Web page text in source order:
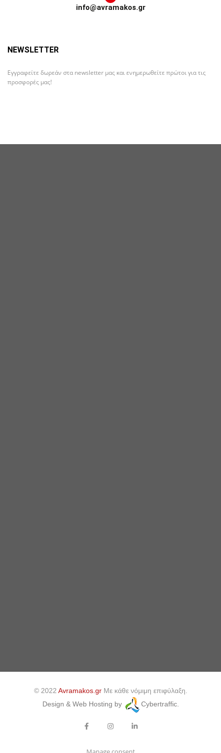
info@avramakos.gr
NEWSLETTER
Εγγραφείτε δωρεάν στα newsletter μας και ενημερωθείτε πρώτοι για τις
προσφορές μας!
© 2022 Avramakos.grΜε κάθε νόμιμη επιφύλαξη.
Design & Web Hosting by
Cybertraffic.